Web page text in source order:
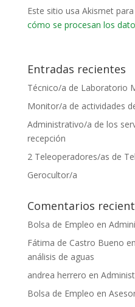
Este sitio usa Akismet
cómo se procesan los
Entradas recientes
Técnico/a de Laboratorio
Monitor/a de actividades
Administrativo/a de los
recepción
2 Teleoperadores/as de
Gerocultor/a
Comentarios
Bolsa de Empleo en
Fátima de Castro Bueno en
análisis de aguas
andrea herrero en
Bolsa de Empleo en